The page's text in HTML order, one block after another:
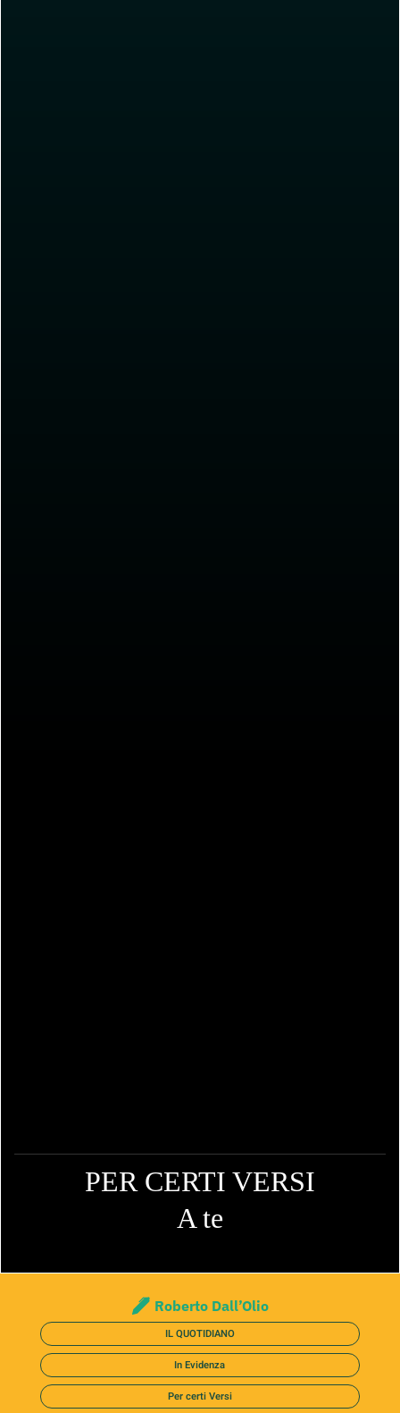
PER CERTI VERSI
A te
Roberto Dall’Olio
IL QUOTIDIANO
In Evidenza
Per certi Versi